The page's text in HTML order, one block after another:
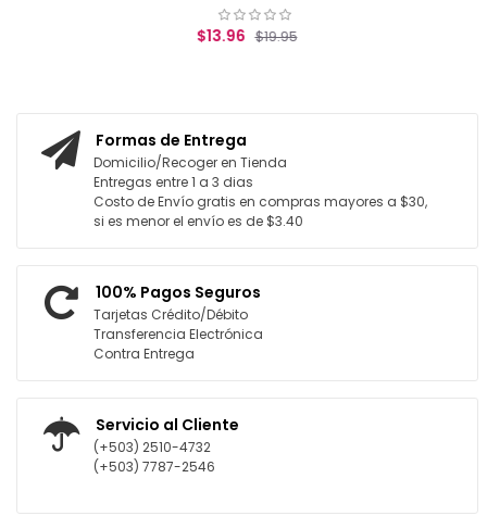
$19.95
Formas de Entrega
Domicilio/Recoger en Tienda
Entregas entre 1 a 3 dias
Costo de Envío gratis en compras mayores a $30,
si es menor el envío es de $3.40
100% Pagos Seguros
Tarjetas Crédito/Débito
Transferencia Electrónica
Contra Entrega
Servicio al Cliente
(+503) 2510-4732
(+503) 7787-2546